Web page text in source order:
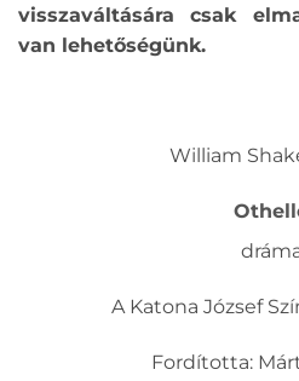
visszaváltására csak
van lehetőségünk.
William
A Katona József
Fordította: